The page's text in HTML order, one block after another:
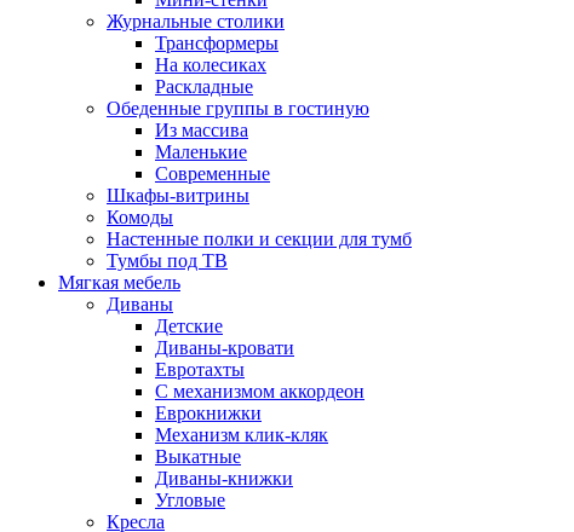
Журнальные столики
Трансформеры
На колесиках
Раскладные
Обеденные группы в гостиную
Из массива
Маленькие
Современные
Шкафы-витрины
Комоды
Настенные полки и секции для тумб
Тумбы под ТВ
Мягкая мебель
Диваны
Детские
Диваны-кровати
Евротахты
С механизмом аккордеон
Еврокнижки
Механизм клик-кляк
Выкатные
Диваны-книжки
Угловые
Кресла